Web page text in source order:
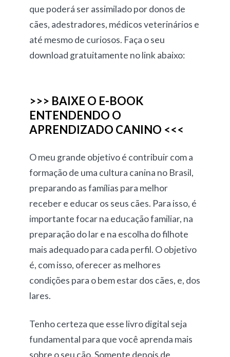
que poderá ser assimilado por donos de
cães, adestradores, médicos veterinários e
até mesmo de curiosos. Faça o seu
download gratuitamente no link abaixo:
>>> BAIXE O E-BOOK
ENTENDENDO O
APRENDIZADO CANINO <<<
O meu grande objetivo é contribuir com a
formação de uma cultura canina no Brasil,
preparando as famílias para melhor
receber e educar os seus cães. Para isso, é
importante focar na educação familiar, na
preparação do lar e na escolha do filhote
mais adequado para cada perfil. O objetivo
é, com isso, oferecer as melhores
condições para o bem estar dos cães, e, dos
lares.
Tenho certeza que esse livro digital seja
fundamental para que você aprenda mais
sobre o seu cão. Somente depois de